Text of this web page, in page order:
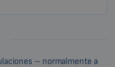
– normalmente a